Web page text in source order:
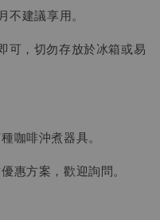
不建議享用。
可，切勿存放於冰箱或易
咖啡沖煮器具。
惠方案，歡迎詢問。